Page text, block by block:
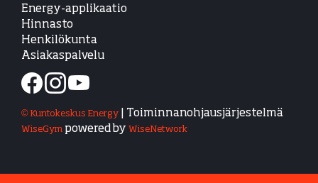
Energy-applikaatio
Hinnasto
Henkilökunta
Asiakaspalvelu
© Kuntokeskus Energy | Toiminnanohjausjärjestelmä
WiseGym powered by WiseNetwork